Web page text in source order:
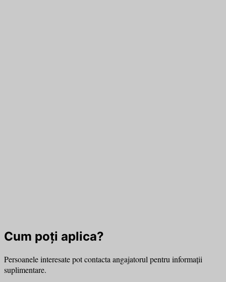
Cum poți aplica?
Persoanele interesate pot contacta angajatorul pentru informații
suplimentare.